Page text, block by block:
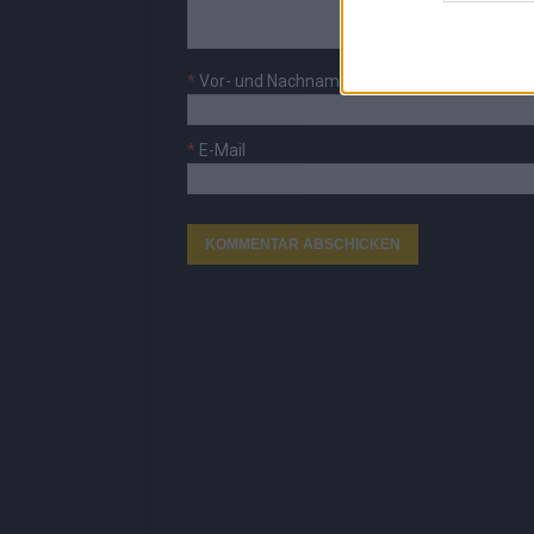
* Vor- und Nachname
* E-Mail